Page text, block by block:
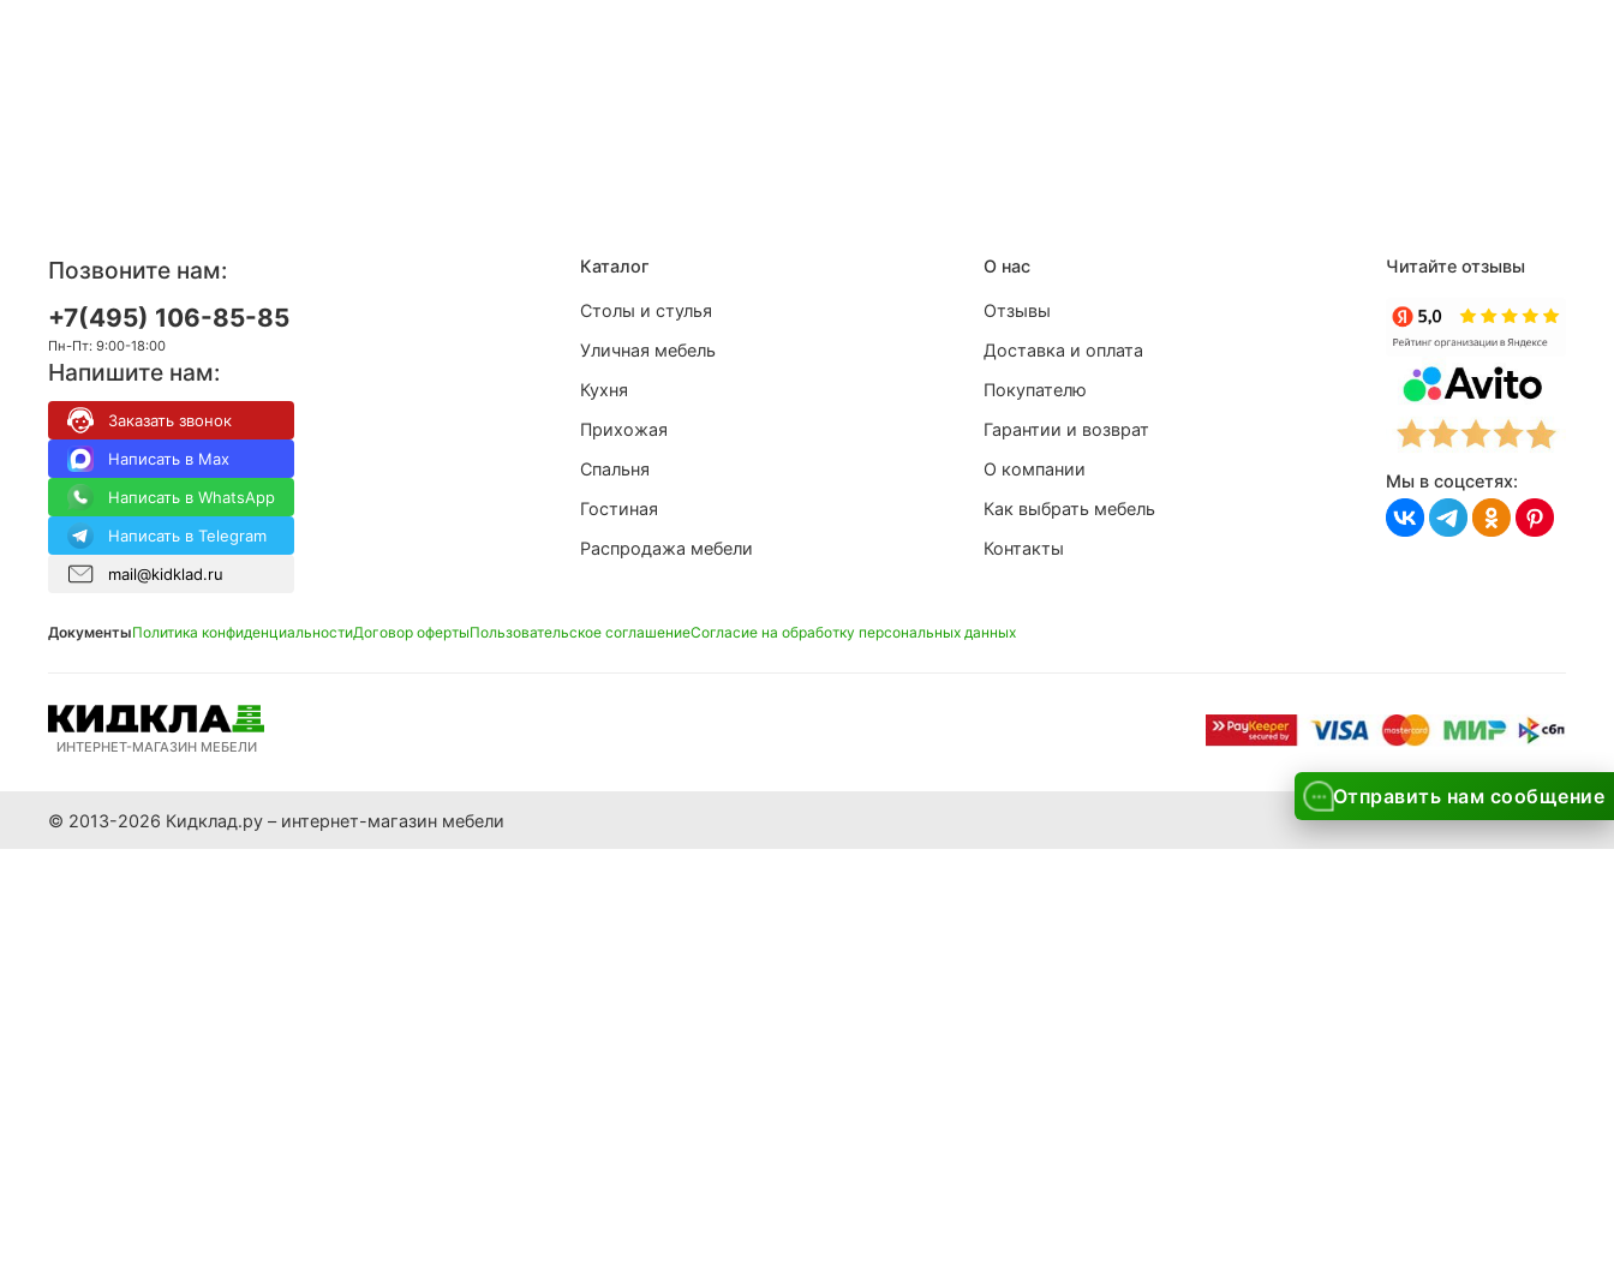
Каталог
Столы и стулья
Уличная мебель
Кухня
Прихожая
Спальня
Гостиная
Распродажа мебели
О нас
Отзывы
Доставка и оплата
Покупателю
Гарантии и возврат
О компании
Как выбрать мебель
Контакты
Читайте отзывы
Мы в соцсетях:
Позвоните нам:
+7(495) 106-85-85
Пн-Пт: 9:00-18:00
Напишите нам:
Заказать звонок
Написать в Max
Написать в WhatsApp
Написать в Telegram
mail@kidklad.ru
ДокументыПолитика конфиденциальностиДоговор офертыПользовательское соглашениеСогласие на обработку персональных данных
ИНТЕРНЕТ-МАГАЗИН МЕБЕЛИ
© 2013-2026 Кидклад.ру – интернет-магазин мебели
Отправить нам сообщение